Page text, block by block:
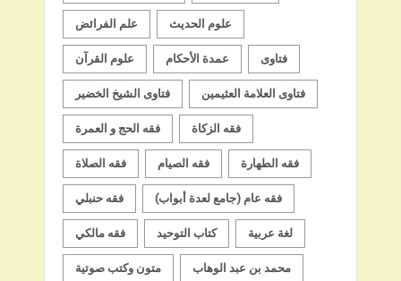
علم الفرائض علوم الحديث
علوم القرآن عمدة الأحكام فتاوى
فتاوى الشيخ الخضير فتاوى العلامة العثيمين
فقه الحج و العمرة فقه الزكاة
فقه الصلاة فقه الصيام فقه الطهارة
فقه حنبلي فقه عام (جامع لعدة أبواب)
فقه مالكي كتاب التوحيد لغة عربية
متون وكتب صوتية محمد بن عبد الوهاب